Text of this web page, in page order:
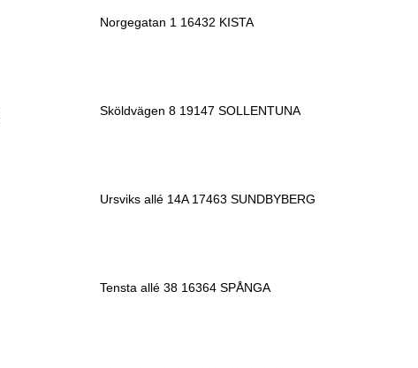
Norgegatan 1 16432 KISTA
Sköldvägen 8 19147 SOLLENTUNA
Ursviks allé 14A 17463 SUNDBYBERG
Tensta allé 38 16364 SPÅNGA